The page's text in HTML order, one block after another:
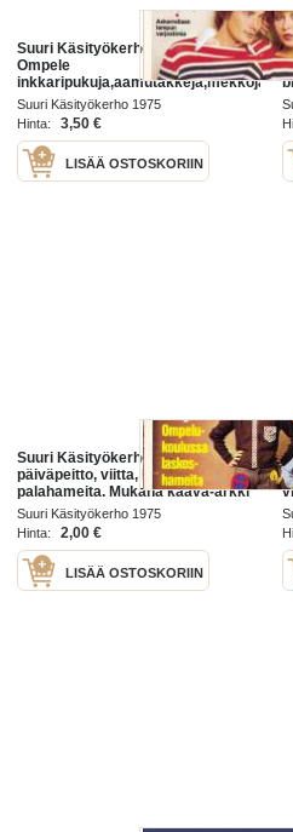
Suuri Käsityökerho 10/1975.
Ompele
kaava-arkki 16 yöpaitoja jne. Katso
sisältö kuvasta.
Suuri Käsityökerho 1975
Hinta:
3,50 €
LISÄÄ OSTOSKORIIN
Suuri Käsityökerho 3/1975.
päiväpeitto, viitta, laskoshameita,
palahameita. Mukana kaava-arkki
3 kolme hametta jne. Katso sisältö
kuvasta.
Suuri Käsityökerho 1975
Hinta:
2,00 €
LISÄÄ OSTOSKORIIN